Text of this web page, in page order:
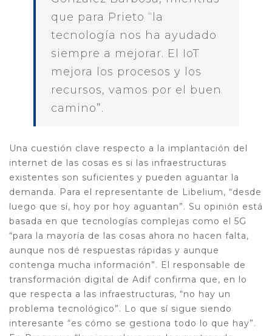
que para Prieto “la
tecnología nos ha ayudado
siempre a mejorar. El IoT
mejora los procesos y los
recursos, vamos por el buen
camino”.
Una cuestión clave respecto a la implantación del
internet de las cosas es si las infraestructuras
existentes son suficientes y pueden aguantar la
demanda. Para el representante de Libelium, “desde
luego que sí, hoy por hoy aguantan”. Su opinión está
basada en que tecnologías complejas como el 5G
“para la mayoría de las cosas ahora no hacen falta,
aunque nos dé respuestas rápidas y aunque
contenga mucha información”. El responsable de
transformación digital de Adif confirma que, en lo
que respecta a las infraestructuras, “no hay un
problema tecnológico”. Lo que sí sigue siendo
interesante “es cómo se gestiona todo lo que hay”.